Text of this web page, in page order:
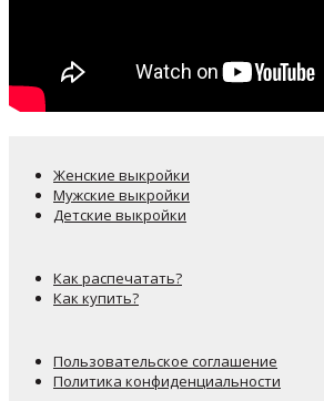
Женские выкройки
Мужские выкройки
Детские выкройки
Как распечатать?
Как купить?
Пользовательское соглашение
Политика конфиденциальности